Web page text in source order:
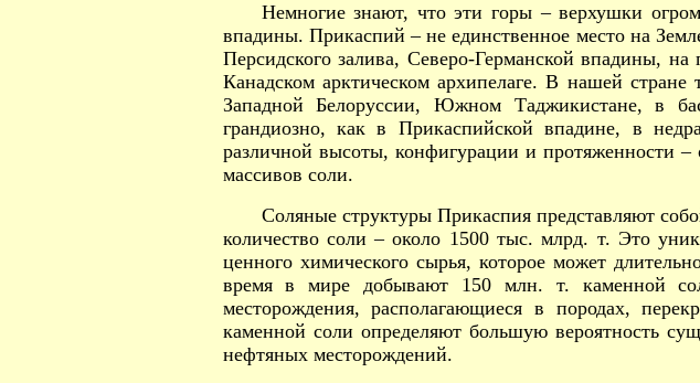
Немногие знают, что эти горы – верхушки
впадины. Прикаспий – не единственное место на
Персидского залива, Северо-Германской впадины,
Канадском арктическом архипелаге. В нашей
Западной Белоруссии, Южном Таджикистане, в
грандиозно, как в Прикаспийской впадине, в
различной высоты, конфигурации и протяженности
массивов соли.
Соляные структуры Прикаспия представляют
количество соли – около 1500 тыс. млрд. т. Это
ценного химического сырья, которое может
время в мире добывают 150 млн. т. каменной
месторождения, располагающиеся в породах,
каменной соли определяют большую вероятность
нефтяных месторождений.